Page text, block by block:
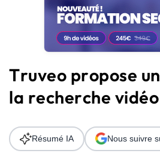
Actus SEO
Plateforme
Solutions
Ressources
Audit SEO
Truveo propose
la recherche
Résumé IA Nous suivre